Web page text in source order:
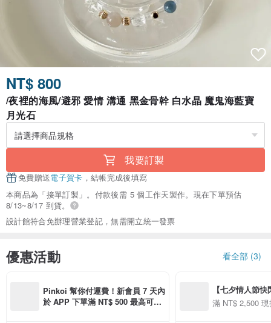
NT$ 800
/夜裡的海風/避邪 愛情 溝通 黑金骨幹 白水晶 魔鬼海藍寶
月光石
我要訂製
免費贈送電子賀卡 ，結帳完成後填寫
本商品為「接單訂製」。付款後需 5 個工作天製作。現在下單預估
8/13~8/17 到貨。
設計館符合免辦理營業登記，無需開立統一發票
優惠活動 看全部 (3)
Pinkoi 幫你付運費！新會員 7 天內
於 APP 下單滿 NT$ 500 最高可折
【七夕情人節
用 APP 購買任
滿 NT$ 2,500